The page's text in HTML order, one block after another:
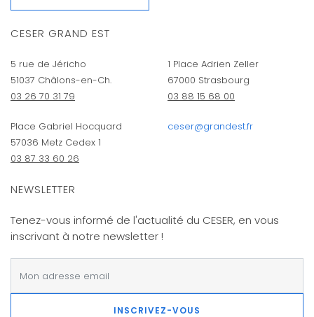
CESER GRAND EST
5 rue de Jéricho
51037 Châlons-en-Ch.
03 26 70 31 79
Place Gabriel Hocquard
57036 Metz Cedex 1
03 87 33 60 26
1 Place Adrien Zeller
67000 Strasbourg
03 88 15 68 00
ceser@grandest.fr
NEWSLETTER
Tenez-vous informé de l'actualité du CESER, en vous
inscrivant à notre newsletter !
INSCRIVEZ-VOUS